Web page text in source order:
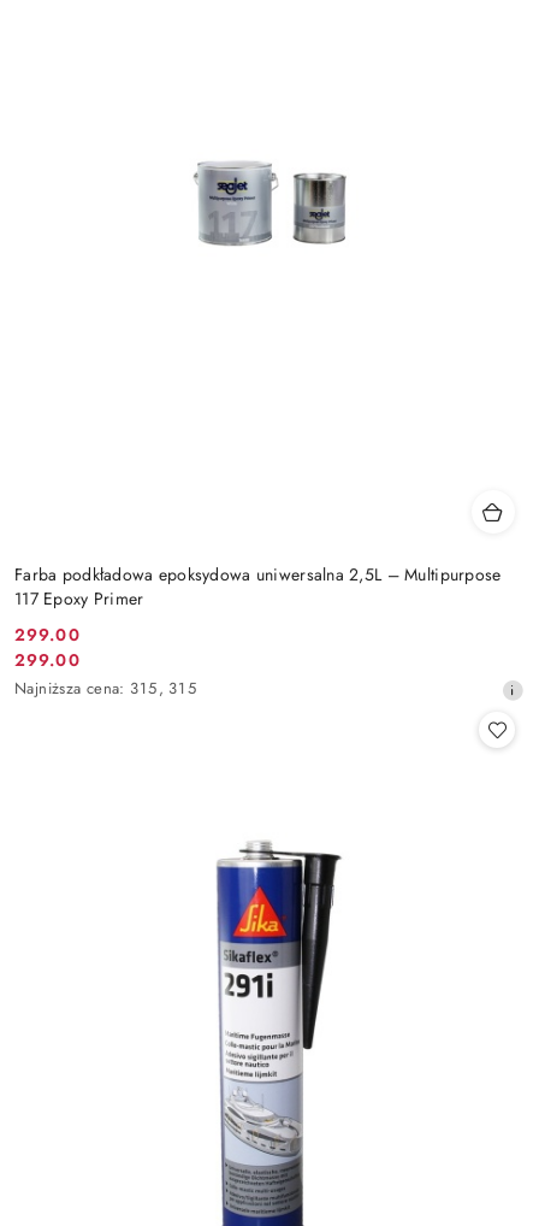
Farba podkładowa epoksydowa uniwersalna 2,5L – Multipurpose
117 Epoxy Primer
Cena
promocyjna:
299.00
Cena
promocyjna:
299.00
Najniższa
Najniższa cena: 315, 315